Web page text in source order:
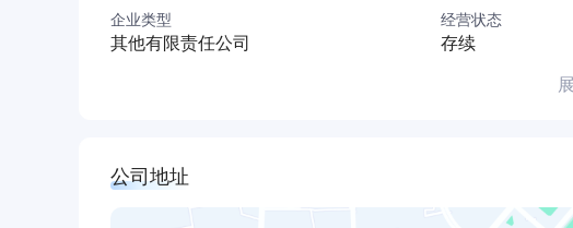
企业类型
其他有限责任公司
经营状态
存续
公司地址